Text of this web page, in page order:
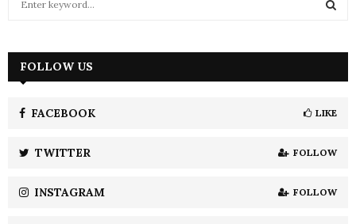
h
H
FOLLOW US
FACEBOOK LIKE
TWITTER FOLLOW
INSTAGRAM FOLLOW